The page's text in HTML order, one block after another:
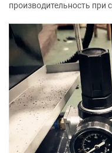
производительность при